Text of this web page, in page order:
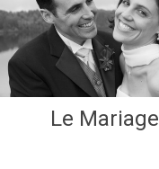
Le Mariage